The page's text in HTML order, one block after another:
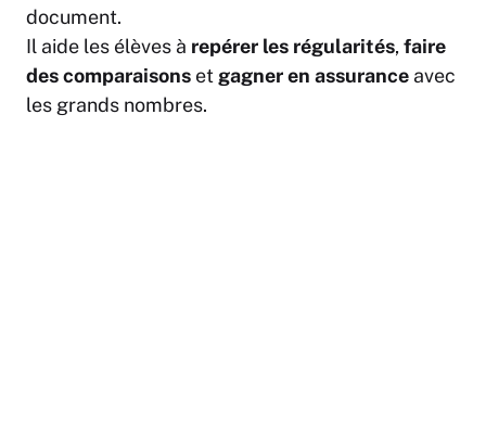
document.
Il aide les élèves à repérer les régularités, faire
des comparaisons et gagner en assurance avec
les grands nombres.